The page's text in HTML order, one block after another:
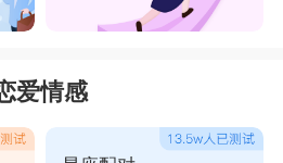
爱情感